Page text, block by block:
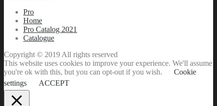
Pro
Home
Pro Catalog 2021
Catalogue
Copyright © 2019 All rights reserved
This website uses cookies to improve your experience. We'll assume
you're ok with this, but you can opt-out if you wish.
Cookie
settings
ACCEPT